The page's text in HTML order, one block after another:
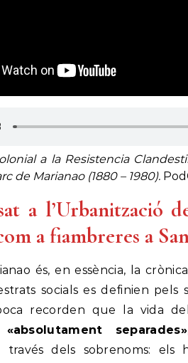
a la Resistencia
de Marianao (1880 – 1980).
a l’Urbanització
a fiambreres a
és, en essència, la
socials es definien pels
recorden que la vida
«absolutament separades»
través dels sobrenoms: els